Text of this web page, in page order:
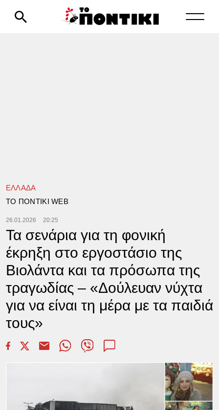
ΕΛΛΑΔΑ
TΟ ΠΟΝΤΙΚΙ WEB
26.01.2026 20:25
Τα σενάρια για τη φονική
έκρηξη στο εργοστάσιο της
Βιολάντα και τα πρόσωπα της
τραγωδίας – «Δούλευαν νύχτα
για να είναι τη μέρα με τα παιδιά
τους»